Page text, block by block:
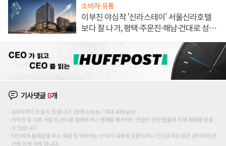
소비자·유통
이부진 야심작 '신라스테이' 서울신라호텔
보다 잘 나가, 평택·주문진·해남·건대로 성
기사댓글0개
200자까지 쓰실 수 있습니다. (현재 0 byte / 최대 400byte)
저작권 등 다른 사람의 권리를 침해하거나 명예를 훼손하는 댓글은 관련 법률에 의해 제재를 받을
수 있습니다.
타인에게 불쾌감을 주는 욕설 등 비하하는 단어가 내용에 포함되거나 인신공격성 글은 관리자의 판
단에 의해 삭제 합니다.